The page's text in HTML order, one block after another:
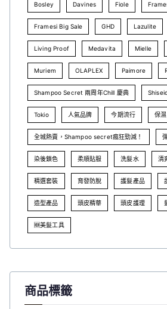
Bosley Davines Fiole
Framesi Big Sale GHD Lazulite
Living Proof Medavita Mielle
Muriem OLAPLEX Paimore
Shampoo Secret 兩周年Chill 慶典
Tokio 人氣品牌 今期流行 保濕
全城熱賣，Shampoo secret瘋狂勁減！
染後鎖色 柔順貼服 洗髮水 清
精選套裝 育發防脫 護髮產品
造型產品 頭皮精華 頭皮護理
🆕美髮工具
商品標籤